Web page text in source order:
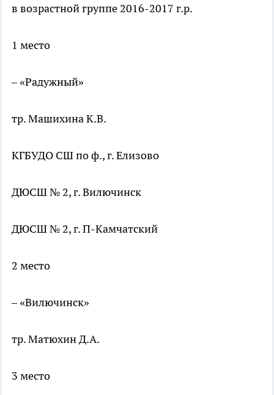
в возрастной группе 2016-2017 г.р.
1 место
– «Радужный»
тр. Машихина К.В.
КГБУДО СШ по ф., г. Елизово
ДЮСШ № 2, г. Вилючинск
ДЮСШ № 2, г. П-Камчатский
2 место
– «Вилючинск»
тр. Матюхин Д.А.
3 место